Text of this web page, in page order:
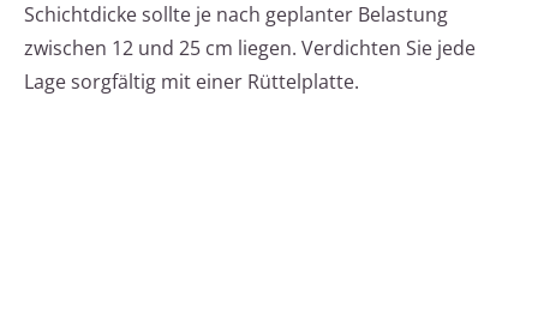
Schichtdicke sollte je nach geplanter Belastung
zwischen 12 und 25 cm liegen. Verdichten Sie jede
Lage sorgfältig mit einer Rüttelplatte.